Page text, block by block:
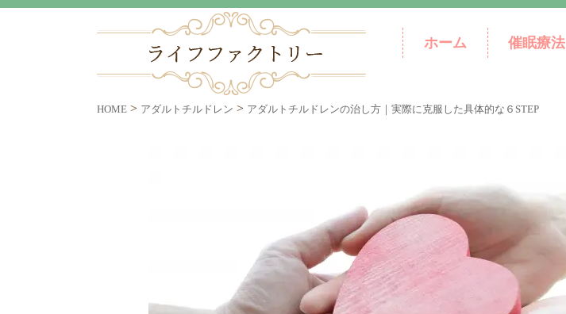
ホーム 催眠療法
HOME > アダルトチルドレン > アダルトチルドレンの治し方｜実際に克服した具体的な６STEP